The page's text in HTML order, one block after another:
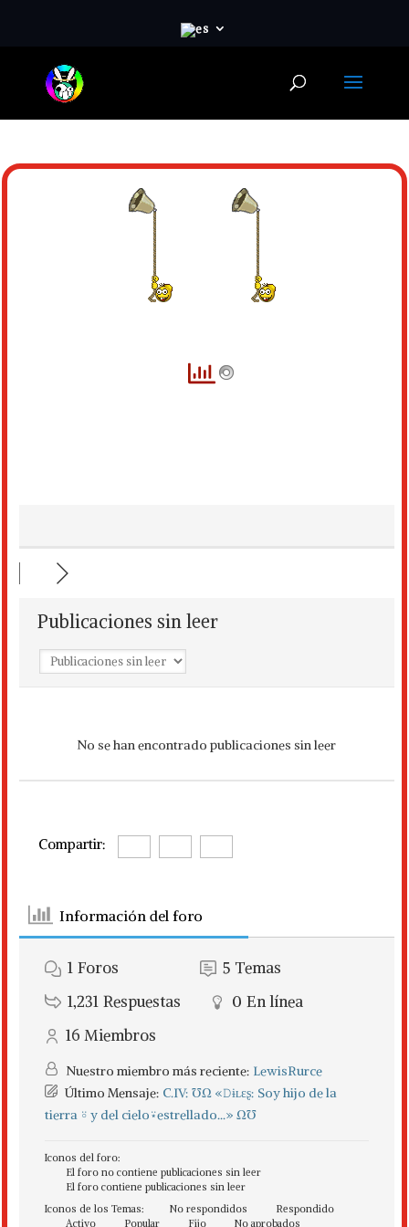
Publicaciones sin leer
No se han encontrado publicaciones sin leer
Compartir:
Información del foro
1 Foros 5 Temas
1,231 Respuestas 0 En línea
16 Miembros
Nuestro miembro más reciente: LewisRurce
Último Mensaje: C.IV: ℧Ω «𝙳ɨʟɛʂ: Soy hijo de la
tierra ⍤ y del cielo⍣estrellado...» Ω℧
Iconos del foro:
El foro no contiene publicaciones sin leer
El foro contiene publicaciones sin leer
Iconos de los Temas:
No respondidos
Respondido
Activo
Popular Fijo No aprobados